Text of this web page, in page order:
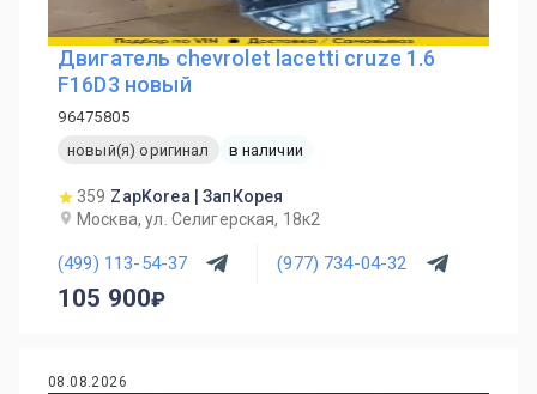
Двигатель chevrolet lacetti cruze 1.6
F16D3 новый
96475805
новый(я) оригинал
в наличии
359 ZapKorea | ЗапКорея
Москва, ул. Селигерская, 18к2
(499) 113-54-37 (977) 734-04-32
105 900
08.08.2026